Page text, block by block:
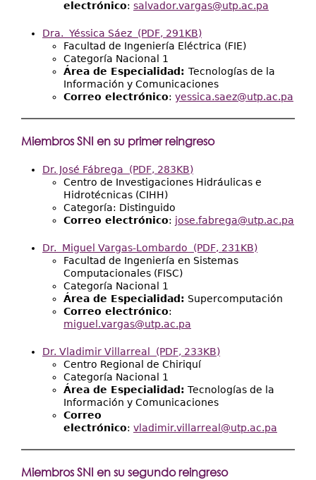
electrónico: salvador.vargas@utp.ac.pa
Dra. Yéssica Sáez (PDF, 291KB)
Facultad de Ingeniería Eléctrica (FIE)
Categoría Nacional 1
Área de Especialidad: Tecnologías de la
Información y Comunicaciones
Correo electrónico: yessica.saez@utp.ac.pa
Miembros SNI en su primer reingreso
Dr. José Fábrega
(PDF, 283KB)
Centro de Investigaciones Hidráulicas e
Hidrotécnicas (CIHH)
Categoría: Distinguido
Correo electrónico: jose.fabrega@utp.ac.pa
Dr. Miguel Vargas-Lombardo
(PDF, 231KB)
Facultad de Ingeniería en Sistemas
Computacionales (FISC)
Categoría Nacional 1
Área de Especialidad: Supercomputación
Correo electrónico:
miguel.vargas@utp.ac.pa
Dr. Vladimir Villarreal
(PDF, 233KB)
Centro Regional de Chiriquí
Categoría Nacional 1
Área de Especialidad: Tecnologías de la
Información y Comunicaciones
Correo
electrónico: vladimir.villarreal@utp.ac.pa
Miembros SNI en su segundo reingreso